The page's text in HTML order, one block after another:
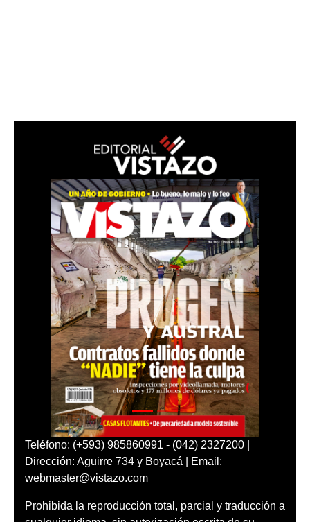
Teléfono: (+593) 985860991 - (042) 2327200 |
Dirección: Aguirre 734 y Boyacá | Email:
webmaster@vistazo.com
Prohibida la reproducción total, parcial y traducción a